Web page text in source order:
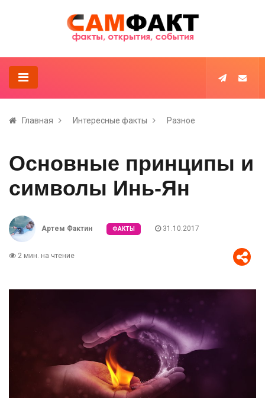
Главная Интересные факты Разное
Основные принципы и
символы Инь-Ян
Артем Фактин ФАКТЫ 31.10.2017
2 мин. на чтение